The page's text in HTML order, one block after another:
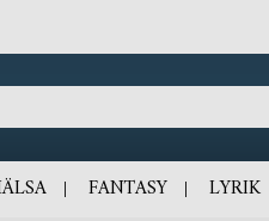
FANTASY LYRIK